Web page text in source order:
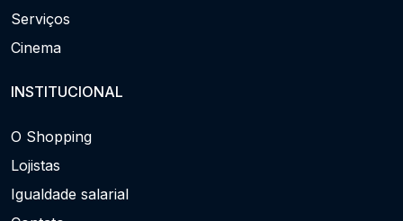
Serviços
Cinema
INSTITUCIONAL
O Shopping
Lojistas
Igualdade salarial